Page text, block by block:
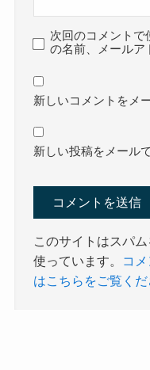
次回のコメントで
の名前、メールア
新しいコメントをメ
新しい投稿をメール
このサイトはスパ
使っています。
コ
はこちらをご覧くだ